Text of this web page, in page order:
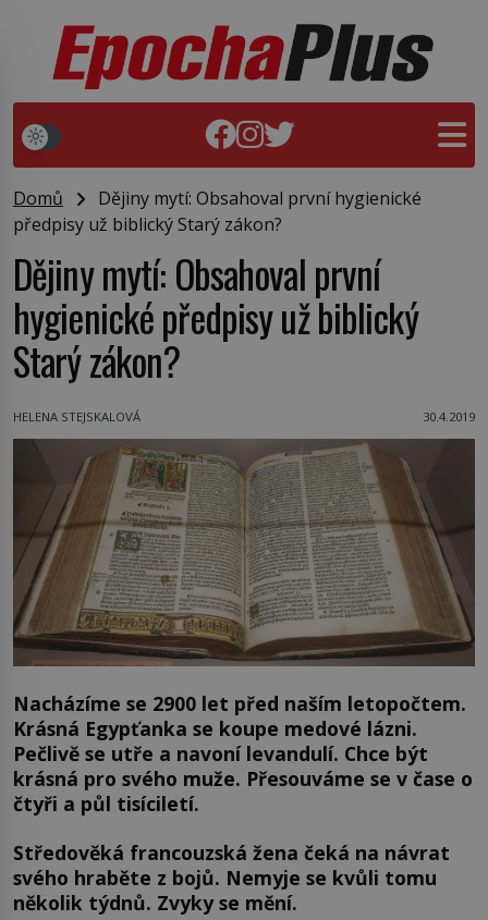
Domů
Dějiny mytí: Obsahoval první hygienické
předpisy už biblický Starý zákon?
Dějiny mytí: Obsahoval první
hygienické předpisy už biblický
Starý zákon?
HELENA STEJSKALOVÁ 30.4.2019
Nacházíme se 2900 let před naším letopočtem.
Krásná Egypťanka se koupe medové lázni.
Pečlivě se utře a navoní levandulí. Chce být
krásná pro svého muže. Přesouváme se v čase o
čtyři a půl tisíciletí.
Středověká francouzská žena čeká na návrat
svého hraběte z bojů. Nemyje se kvůli tomu
několik týdnů. Zvyky se mění.